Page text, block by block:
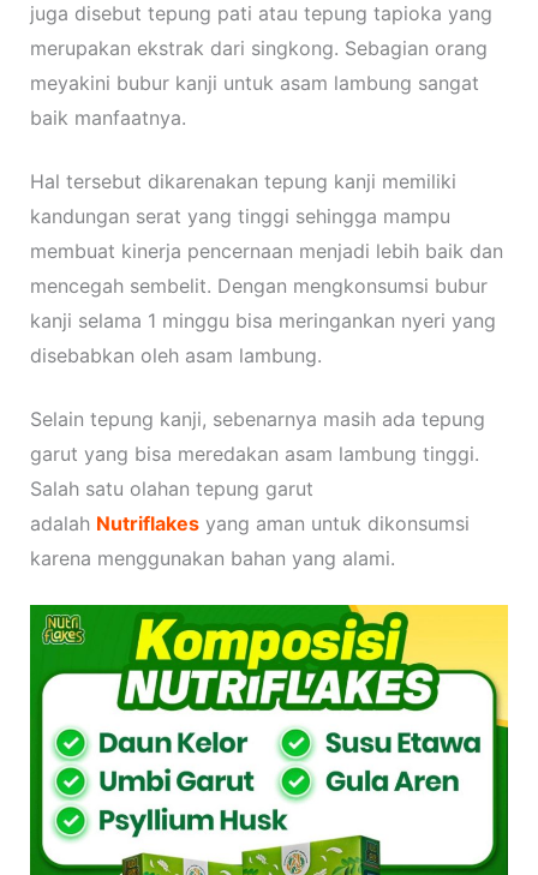
juga disebut tepung pati atau tepung tapioka yang
merupakan ekstrak dari singkong. Sebagian orang
meyakini bubur kanji untuk asam lambung sangat
baik manfaatnya.
Hal tersebut dikarenakan tepung kanji memiliki
kandungan serat yang tinggi sehingga mampu
membuat kinerja pencernaan menjadi lebih baik dan
mencegah sembelit. Dengan mengkonsumsi bubur
kanji selama 1 minggu bisa meringankan nyeri yang
disebabkan oleh asam lambung.
Selain tepung kanji, sebenarnya masih ada tepung
garut yang bisa meredakan asam lambung tinggi.
Salah satu olahan tepung garut
adalah Nutriflakesyang aman untuk dikonsumsi
karena menggunakan bahan yang alami.